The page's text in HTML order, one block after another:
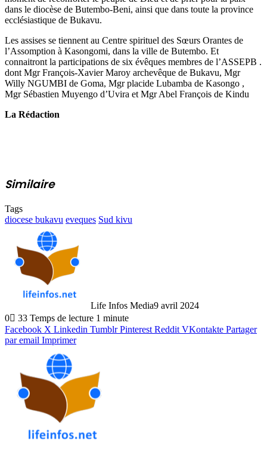
dans le diocèse de Butembo-Beni, ainsi que dans toute la province
ecclésiastique de Bukavu.
Les assises se tiennent au Centre spirituel des Sœurs Orantes de
l’Assomption à Kasongomi, dans la ville de Butembo. Et
connaitront la participations de six évêques membres de l’ASSEPB .
dont Mgr François-Xavier Maroy archevêque de Bukavu, Mgr
Willy NGUMBI de Goma, Mgr placide Lubamba de Kasongo ,
Mgr Sébastien Muyengo d’Uvira et Mgr Abel François de Kindu
La Rédaction
Similaire
Tags
diocese bukavu eveques Sud kivu
Life Infos Media9 avril 2024
0
33 Temps de lecture 1 minute
Facebook X Linkedin Tumblr Pinterest Reddit VKontakte Partager
par email Imprimer